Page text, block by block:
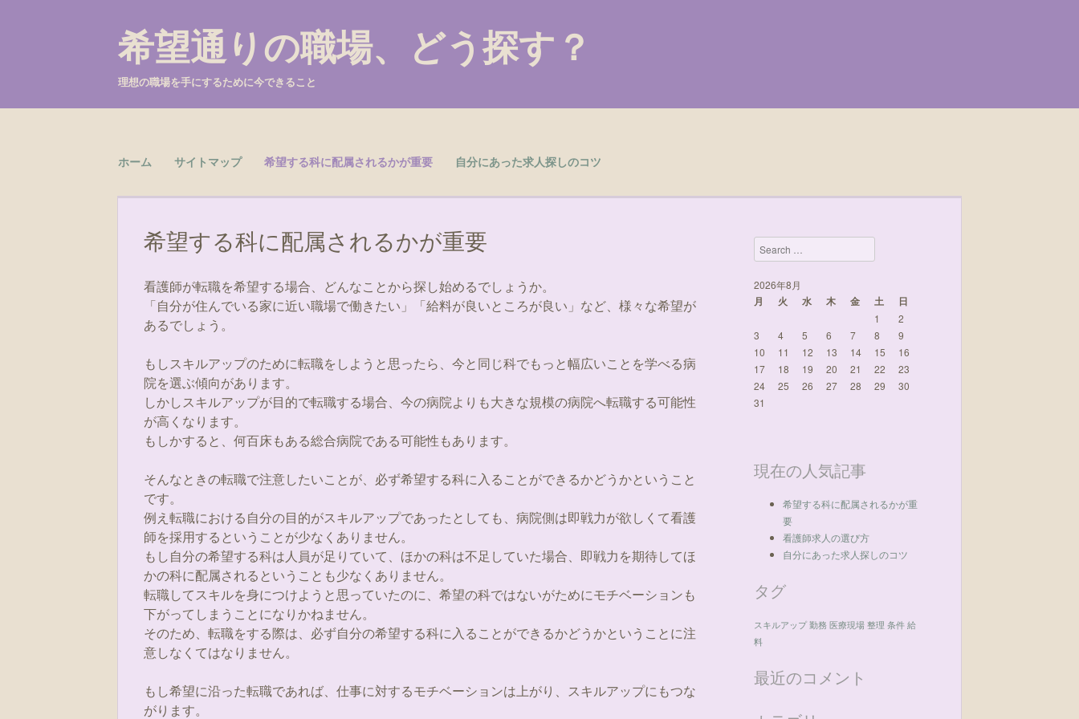
希望通りの職場、どう探す？
理想の職場を手にするために今できること
Skip to content
ホーム サイトマップ 希望する科に配属されるかが重要 自分にあった求人探しのコツ
希望する科に配属されるかが重要
看護師が転職を希望する場合、どんなことから探し始めるでしょうか。
「自分が住んでいる家に近い職場で働きたい」「給料が良いところが良い」など、様々な希望が
あるでしょう。
もしスキルアップのために転職をしようと思ったら、今と同じ科でもっと幅広いことを学べる病
院を選ぶ傾向があります。
しかしスキルアップが目的で転職する場合、今の病院よりも大きな規模の病院へ転職する可能性
が高くなります。
もしかすると、何百床もある総合病院である可能性もあります。
そんなときの転職で注意したいことが、必ず希望する科に入ることができるかどうかということ
です。
例え転職における自分の目的がスキルアップであったとしても、病院側は即戦力が欲しくて看護
師を採用するということが少なくありません。
もし自分の希望する科は人員が足りていて、ほかの科は不足していた場合、即戦力を期待してほ
かの科に配属されるということも少なくありません。
転職してスキルを身につけようと思っていたのに、希望の科ではないがためにモチベーションも
下がってしまうことになりかねません。
そのため、転職をする際は、必ず自分の希望する科に入ることができるかどうかということに注
意しなくてはなりません。
もし希望に沿った転職であれば、仕事に対するモチベーションは上がり、スキルアップにもつな
がります。
Search
2026年8月
月 火 水 木 金 土 日
1
2
3
4 5 6 7 8
9
10
11 12 13 14 15
16
17
18 19 20 21 22
23
24
25 26 27 28 29
30
31
現在の人気記事
希望する科に配属されるかが重
要
看護師求人の選び方
自分にあった求人探しのコツ
タグ
スキルアップ 勤務 医療現場 整理 条件 給
料
最近のコメント